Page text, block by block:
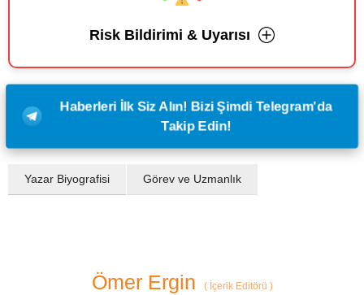
Risk Bildirimi & Uyarısı
Haberleri İlk Siz Alın! Bizi Şimdi Telegram'da
Takip Edin!
Yazar Biyografisi Görev ve Uzmanlık
Ömer Ergin (İçerik Editörü )